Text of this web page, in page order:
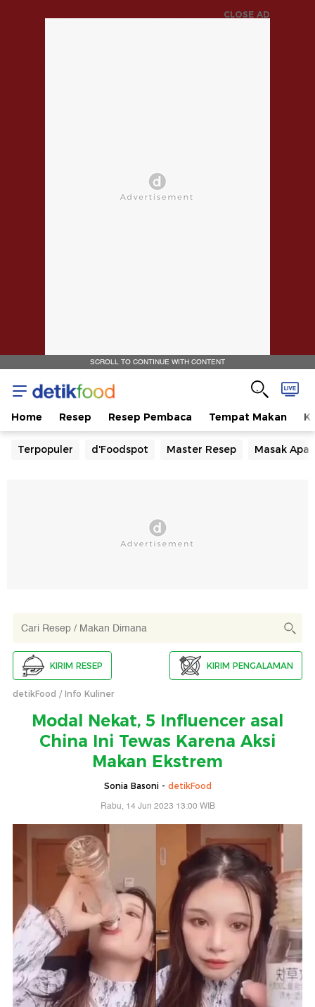
CLOSE AD
SCROLL TO CONTINUE WITH CONTENT
Home Resep Resep Pembaca Tempat Makan
Terpopuler d'Foodspot Master Resep Masak Apa
KIRIM RESEP KIRIM PENGALAMAN
detikFood Info Kuliner
Modal Nekat, 5 Influencer asal
China Ini Tewas Karena Aksi
Makan Ekstrem
Sonia Basoni - detikFood
Rabu, 14 Jun 2023 13:00 WIB